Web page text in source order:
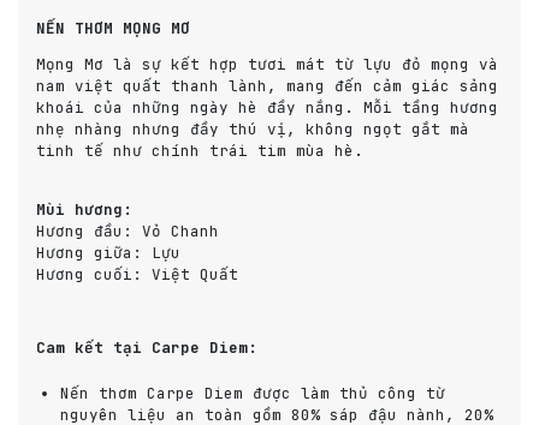
NẾN THƠM MỌNG MƠ
Mọng Mơ là sự kết hợp tươi mát từ lựu đỏ mọng và
nam việt quất thanh lành, mang đến cảm giác sảng
khoái của những ngày hè đầy nắng. Mỗi tầng hương
nhẹ nhàng nhưng đầy thú vị, không ngọt gắt mà
tinh tế như chính trái tim mùa hè.
Mùi hương:
Hương đầu: Vỏ Chanh
Hương giữa: Lựu
Hương cuối: Việt Quất
Cam kết tại Carpe Diem:
Nến thơm Carpe Diem được làm thủ công từ
nguyên liệu an toàn gồm 80% sáp đậu nành, 20%